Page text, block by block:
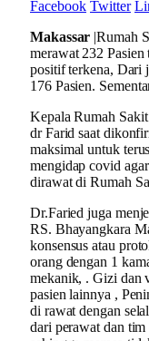
Facebook Twitter
Makassar |Rumah
merawat 232
positif terkena, Dari
176 Pasien.
Kepala Rumah
dr Farid saat
maksimal untuk
mengidap covid
dirawat di Rumah
Dr.Faried juga
RS. Bhayangkara
konsensus atau
orang dengan 1
mekanik, . Gizi dan
pasien lainnya ,
di rawat dengan
dari perawat dan